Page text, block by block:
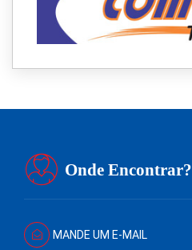
Onde Encontrar?
MANDE UM E-MAIL